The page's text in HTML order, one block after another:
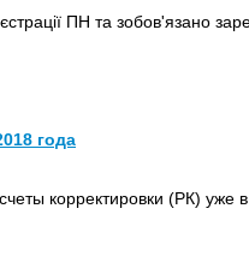
ПН та зобов'язано
года
корректировки (РК) уже